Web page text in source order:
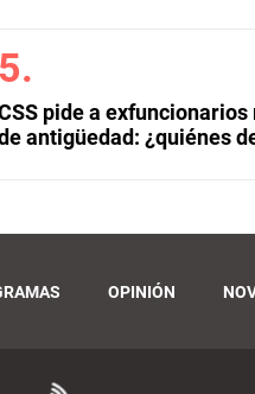
pide a
antigüedad: ¿quiénes
OPINIÓN